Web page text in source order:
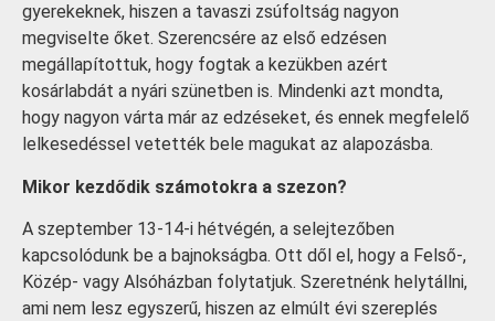
gyerekeknek, hiszen a tavaszi zsúfoltság nagyon
megviselte őket. Szerencsére az első edzésen
megállapítottuk, hogy fogtak a kezükben azért
kosárlabdát a nyári szünetben is. Mindenki azt mondta,
hogy nagyon várta már az edzéseket, és ennek megfelelő
lelkesedéssel vetették bele magukat az alapozásba.
Mikor kezdődik számotokra a szezon?
A szeptember 13-14-i hétvégén, a selejtezőben
kapcsolódunk be a bajnokságba. Ott dől el, hogy a Felső-,
Közép- vagy Alsóházban folytatjuk. Szeretnénk helytállni,
ami nem lesz egyszerű, hiszen az elmúlt évi szereplés